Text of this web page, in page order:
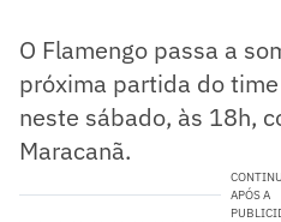
O Flamengo passa a
próxima partida do
neste sábado, às 18h,
Maracanã.
APÓS A